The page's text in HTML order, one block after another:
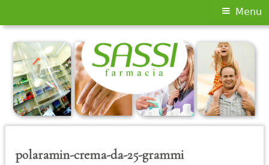
contenuto
principale
Menu
polaramin-crema-da-25-grammi